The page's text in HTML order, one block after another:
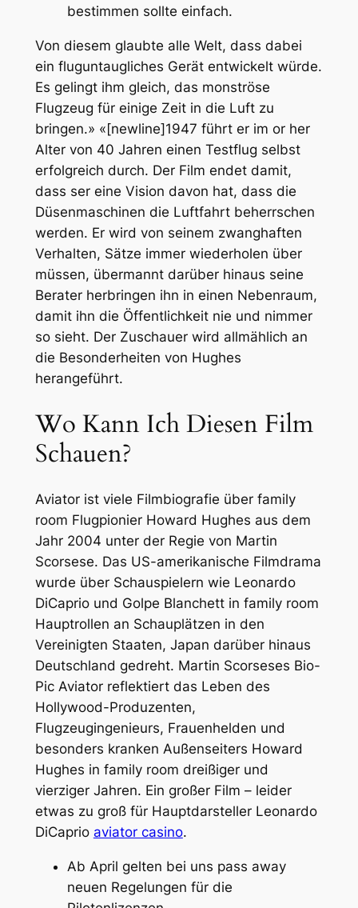
bestimmen sollte einfach.
Von diesem glaubte alle Welt, dass dabei
ein fluguntaugliches Gerät entwickelt würde.
Es gelingt ihm gleich, das monströse
Flugzeug für einige Zeit in die Luft zu
bringen.» «[newline]1947 führt er im or her
Alter von 40 Jahren einen Testflug selbst
erfolgreich durch. Der Film endet damit,
dass ser eine Vision davon hat, dass die
Düsenmaschinen die Luftfahrt beherrschen
werden. Er wird von seinem zwanghaften
Verhalten, Sätze immer wiederholen über
müssen, übermannt darüber hinaus seine
Berater herbringen ihn in einen Nebenraum,
damit ihn die Öffentlichkeit nie und nimmer
so sieht. Der Zuschauer wird allmählich an
die Besonderheiten von Hughes
herangeführt.
Wo Kann Ich Diesen Film
Schauen?
Aviator ist viele Filmbiografie über family
room Flugpionier Howard Hughes aus dem
Jahr 2004 unter der Regie von Martin
Scorsese. Das US-amerikanische Filmdrama
wurde über Schauspielern wie Leonardo
DiCaprio und Golpe Blanchett in family room
Hauptrollen an Schauplätzen in den
Vereinigten Staaten, Japan darüber hinaus
Deutschland gedreht. Martin Scorseses Bio-
Pic Aviator reflektiert das Leben des
Hollywood-Produzenten,
Flugzeugingenieurs, Frauenhelden und
besonders kranken Außenseiters Howard
Hughes in family room dreißiger und
vierziger Jahren. Ein großer Film – leider
etwas zu groß für Hauptdarsteller Leonardo
DiCaprio aviator casino.
Ab April gelten bei uns pass away
neuen Regelungen für die